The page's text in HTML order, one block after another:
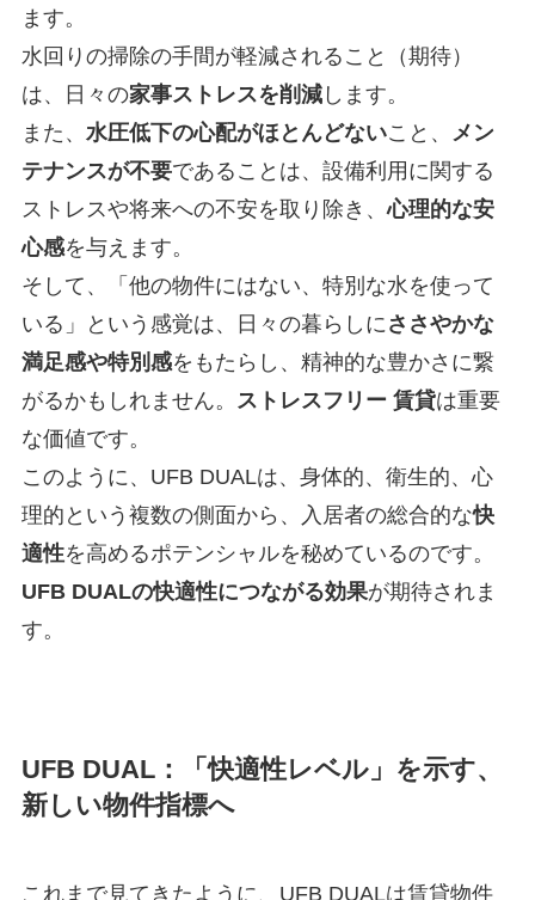
ます。
水回りの掃除の手間が軽減されること（期待）
は、日々の家事ストレスを削減します。
また、 水圧低下の心配がほとんどないこと、
メン
テナンスが不要であることは、設備利用に関する
ストレスや将来への不安を取り除き、心理的な安
心感を与えます。
そして、「他の物件にはない、特別な水を使って
いる」という感覚は、日々の暮らしに ささやかな
満足感や特別感をもたらし、精神的な豊かさに繋
がるかもしれません。
ストレスフリー 賃貸は重要
な価値です。
このように、UFB DUALは、身体的、衛生的、心
理的という複数の側面から、入居者の総合的な快
適性を高めるポテンシャルを秘めているのです。
UFB DUALの快適性につながる効果が期待されま
す。
UFB DUAL：「快適性レベル」を示す、
新しい物件指標へ
これまで見てきたように、UFB DUALは賃貸物件